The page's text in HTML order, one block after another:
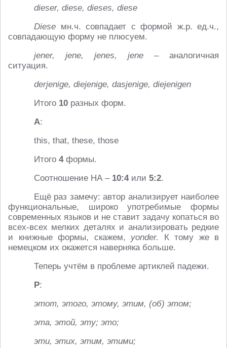
dieser, diese, dieses, diese
Diese мн.ч. совпадает с формой ж.р. ед.ч.,
совпадающую форму не плюсуем.
jener, jene, jenes, jene – аналогичная
ситуация.
derjenige, diejenige, dasjenige, diejenigen
Итого 10 разных форм.
А:
this, that, these, those
Итого 4формы.
Соотношение НА – 10:4или 5:2.
Ещё раз замечу: автор анализирует наиболее
функциональные, широко употребимые формы
современных языков и не ставит задачу копаться во
всех-всех мелких деталях и анализировать редкие
и книжные формы, скажем, yonder. К тому же в
немецком их окажется наверняка больше.
Теперь учтём в проблеме артиклей падежи.
Р:
этот, этого, этому, этим, (об) этом;
эта, этой, эту; это;
эти, этих, этим, этими;